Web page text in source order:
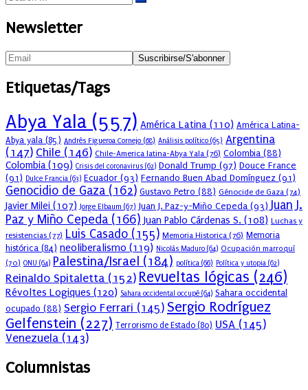
Newsletter
Etiquetas/Tags
Abya Yala (557) América Latina (110) América Latina-
Abya yala (85) Andrés Figueroa Cornejo (68) Análisis político (65) Argentina
(147) Chile (146) Chile-America latina-Abya Yala (76) Colombia (88)
Colombia(109) Crisis del coronavirus (62) Donald Trump (97) Douce France
(91) Dulce Francia (63) Ecuador (93) Fernando Buen Abad Domínguez (91)
Genocidio de Gaza (162) Gustavo Petro (88) Génocide de Gaza (74)
Javier Milei (107) Jorge Elbaum (67) Juan J. Paz-y-Miño Cepeda (93) Juan J.
Paz y Miño Cepeda (166) Juan Pablo Cárdenas S. (108) Luchas y
resistencias (77) Luis Casado (155) Memoria Historica (76) Memoria
histórica (84) neoliberalismo (119) Nicolás Maduro (64) Ocupación marroquí
(70) ONU (64) Palestina/Israel (184) política (66) Política y utopia (62)
Reinaldo Spitaletta (152) Revueltas lógicas (246)
Révoltes Logiques (120) Sahara occidental occupé (64) Sahara occidental
ocupado (88) Sergio Ferrari (145) Sergio Rodríguez
Gelfenstein (227) Terrorismo de Estado (80) USA (145)
Venezuela (143)
Columnistas